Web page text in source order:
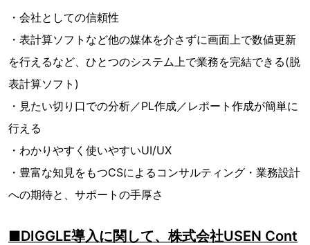
・会社としての信頼性
・表計算ソフトなど他の媒体を介さずに画面上で数値更新
を行えるなど、ひとつのシステム上で業務を完結できる(脱
表計算ソフト)
・見たい切り口での分析／PL作成／レポート作成が簡単に
行える
・わかりやすく使いやすいUI/UX
・豊富な知見をもつCSによるコンサルティング・業務設計
への期待と、サポートの手厚さ
■DIGGLE導入に関して、株式会社USEN Cont